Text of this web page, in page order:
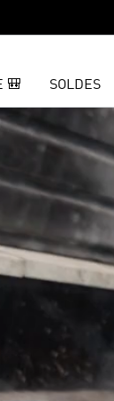
🎒 SOLDES